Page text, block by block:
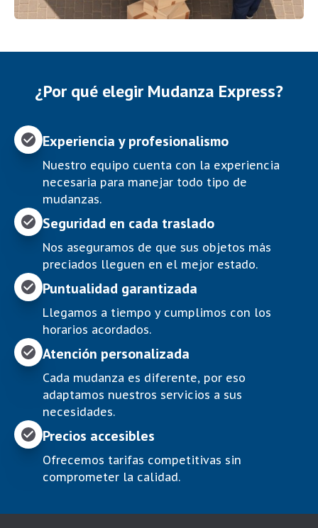
¿Por qué elegir Mudanza Express?
Experiencia y profesionalismo
Nuestro equipo cuenta con la experiencia
necesaria para manejar todo tipo de
mudanzas.
Seguridad en cada traslado
Nos aseguramos de que sus objetos más
preciados lleguen en el mejor estado.
Puntualidad garantizada
Llegamos a tiempo y cumplimos con los
horarios acordados.
Atención personalizada
Cada mudanza es diferente, por eso
adaptamos nuestros servicios a sus
necesidades.
Precios accesibles
Ofrecemos tarifas competitivas sin
comprometer la calidad.